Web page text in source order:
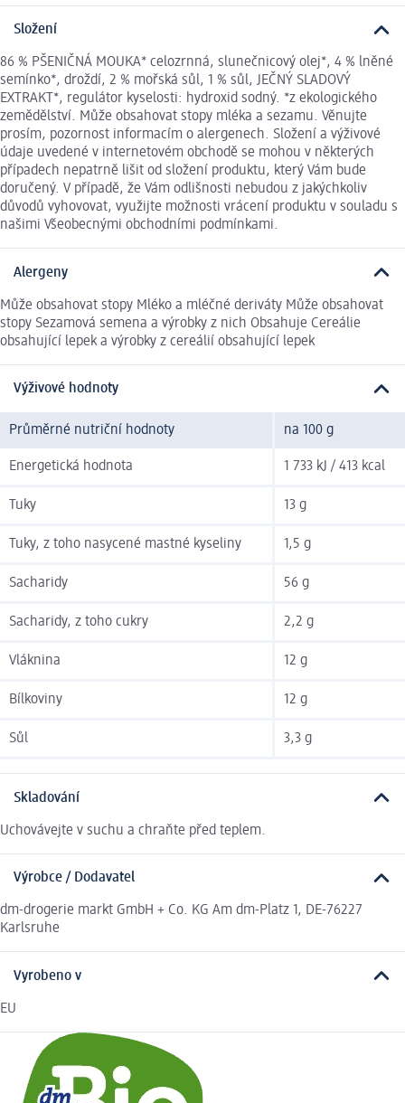
Složení
86 % PŠENIČNÁ MOUKA* celozrnná, slunečnicový olej*, 4 % lněné
semínko*, droždí, 2 % mořská sůl, 1 % sůl, JEČNÝ SLADOVÝ
EXTRAKT*, regulátor kyselosti: hydroxid sodný. *z ekologického
zemědělství. Může obsahovat stopy mléka a sezamu. Věnujte
prosím, pozornost informacím o alergenech. Složení a výživové
údaje uvedené v internetovém obchodě se mohou v některých
případech nepatrně lišit od složení produktu, který Vám bude
doručený. V případě, že Vám odlišnosti nebudou z jakýchkoliv
důvodů vyhovovat, využijte možnosti vrácení produktu v souladu s
našimi Všeobecnými obchodními podmínkami.
Alergeny
Může obsahovat stopy Mléko a mléčné deriváty Může obsahovat
stopy Sezamová semena a výrobky z nich Obsahuje Cereálie
obsahující lepek a výrobky z cereálií obsahující lepek
Výživové hodnoty
Průměrné nutriční hodnoty na 100 g
Energetická hodnota 1 733 kJ / 413 kcal
Tuky 13 g
Tuky, z toho nasycené mastné kyseliny 1,5 g
Sacharidy 56 g
Sacharidy, z toho cukry 2,2 g
Vláknina 12 g
Bílkoviny 12 g
Sůl 3,3 g
Skladování
Uchovávejte v suchu a chraňte před teplem.
Výrobce / Dodavatel
dm-drogerie markt GmbH + Co. KG Am dm-Platz 1, DE-76227
Karlsruhe
Vyrobeno v
EU